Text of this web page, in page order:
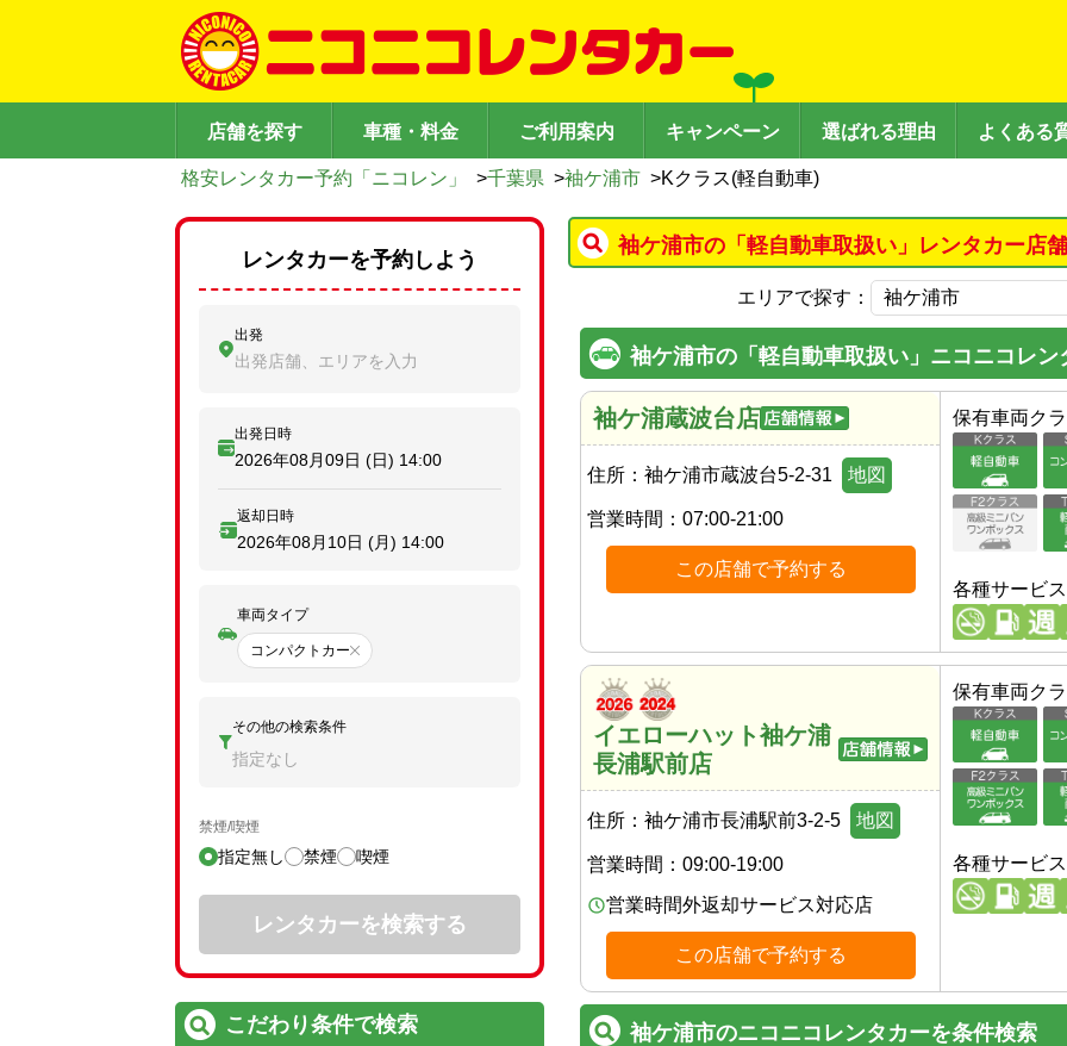
店舗を探す 車種・料金 ご利用案内 キャンペーン 選ばれる理由 よくある
格安レンタカー予約「ニコレン」 >千葉県 >袖ケ浦市 >Kクラス(軽自動車)
袖ケ浦市の「軽自動車取扱い」レンタカー店
エリアで探す：
袖ケ浦市の「軽自動車取扱い」ニコニコレン
袖ケ浦蔵波台店
住所： 袖ケ浦市蔵波台5-2-31 地図
営業時間： 07:00-21:00
この店舗で予約する
保有車両ク
各種サービス
イエローハット袖ケ浦
長浦駅前店
住所： 袖ケ浦市長浦駅前3-2-5 地図
営業時間： 09:00-19:00
営業時間外返却サービス対応店
この店舗で予約する
保有車両ク
各種サービス
袖ケ浦市のニコニコレンタカーを条件検索
レンタカーを予約しよう
出発
出発店舗、エリアを入力
出発日時
2026年08月09日 (日) 14:00
返却日時
2026年08月10日 (月) 14:00
車両タイプ
コンパクトカー
その他の検索条件
指定なし
禁煙/喫煙
指定無し 禁煙 喫煙
レンタカーを検索する
こだわり条件で検索